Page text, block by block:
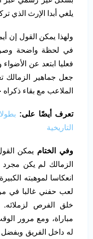
يلغي أبدا الإرث الذي
ولهذا يمكن القول إن
في لحظة واضحة
فعليا ابتعد عن
جعل جماهير الزمالك
الملاعب مع بقاء ذكراه
تعرف أيضًا على:
التاريخية
وفي الختام يمكن
الزمالك لم يكن
انعكاسا لموهبته
لعب حفني غالبا في
خلق الفرص
مباراة، ومع مرور
له داخل الفريق وبفضل